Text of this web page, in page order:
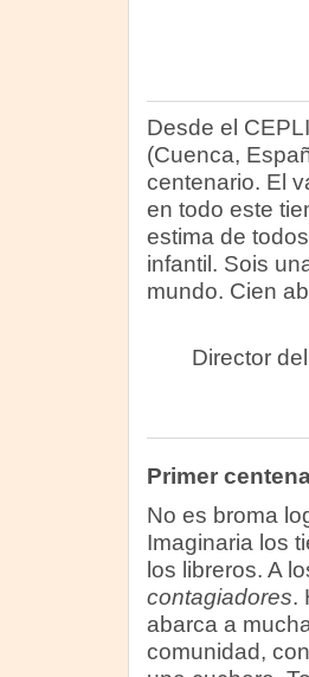
Desde el
(Cuenca,
centenario. El
en todo este
estima de
infantil. Sois
mundo. Cien
Director
Primer
No es broma
Imaginaria los
los libreros. A
contagiadores.
abarca a
comunidad,